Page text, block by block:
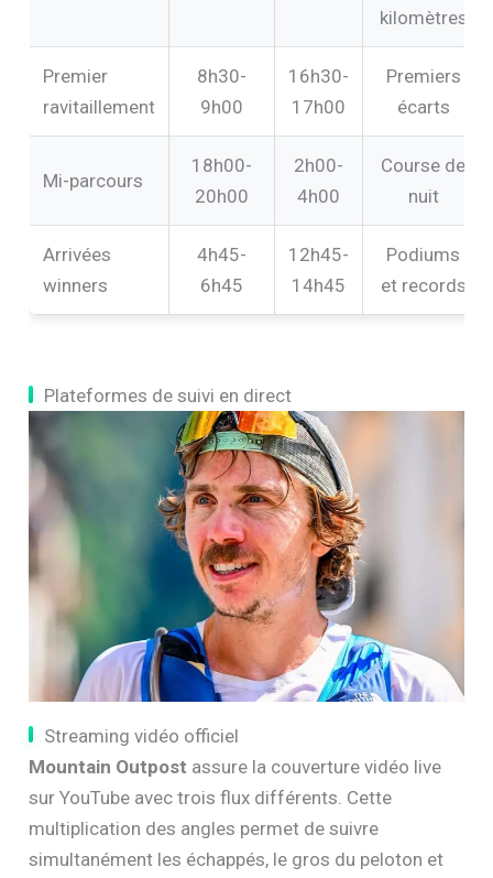
kilomètres
Premier
ravitaillement
8h30-
9h00
16h30-
17h00
Premiers
écarts
Mi-parcours
18h00-
20h00
2h00-
4h00
Course de
nuit
Arrivées
winners
4h45-
6h45
12h45-
14h45
Podiums
et records
Plateformes de suivi en direct
Streaming vidéo officiel
Mountain Outpost assure la couverture vidéo live
sur YouTube avec trois flux différents. Cette
multiplication des angles permet de suivre
simultanément les échappés, le gros du peloton et